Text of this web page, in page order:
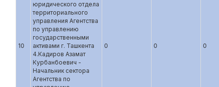
10
юридического отдела
территориального
управления Агентства
по управлению
государственными
активами г. Ташкента
4.Кадиров Азамат
Курбанбоевич -
Начальник сектора
Агентства по
0 0 0